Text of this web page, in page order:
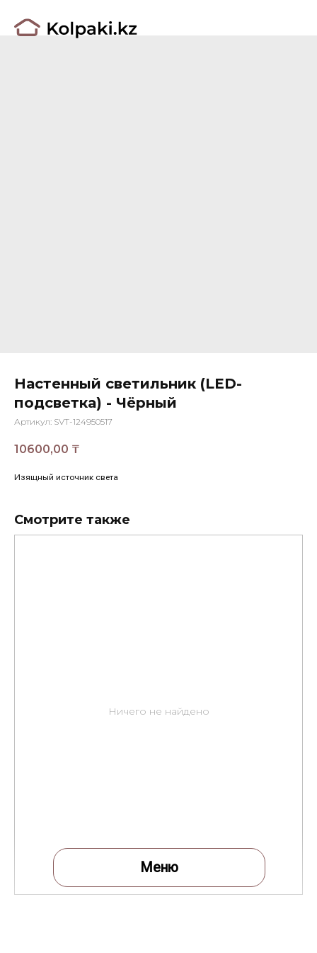
Меню
Настенный светильник (LED-
подсветка) - Чёрный
Артикул: SVT-124950517
10600,00 ₸
Изящный источник света
Смотрите также
Ничего не найдено